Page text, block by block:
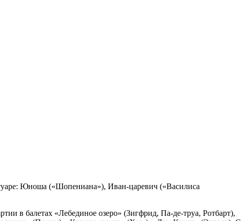
Юноша («Шопениана»), Иван-царевич («Василиса
в балетах «Лебединое озеро» (Зигфрид, Па-де-труа, Ротбарт),